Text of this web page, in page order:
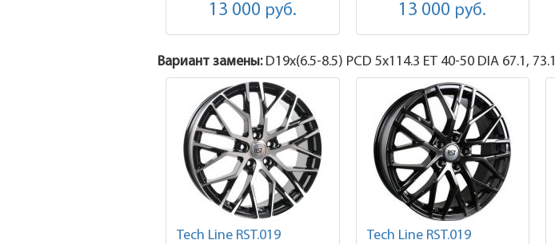
13 000 руб. 13 000 руб.
Вариант замены: D19x(6.5-8.5) PCD 5x114.3 ET 40-50 DIA 67.1, 73.1
Tech Line RST.019 Tech Line RST.019